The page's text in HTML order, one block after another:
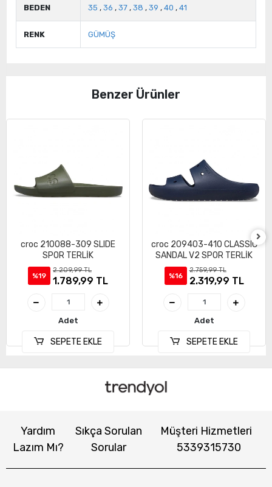
BEDEN 35 , 36 , 37 , 38 , 39 , 40 , 41
RENK GÜMÜŞ
Benzer Ürünler
croc 210088-309 SLIDE
SPOR TERLİK
%19
2.209,99 TL
1.789,99 TL
Adet
SEPETE EKLE
croc 209403-410 CLASSIC
SANDAL V2 SPOR TERLİK
%16
2.759,99 TL
2.319,99 TL
Adet
SEPETE EKLE
Yardım
Lazım Mı?
Sıkça Sorulan
Sorular
Müşteri Hizmetleri
5339315730